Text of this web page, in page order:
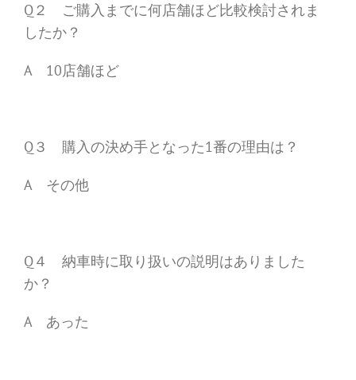
Q２ ご購入までに何店舗ほど比較検討されま
したか？
A 10店舗ほど
Q３ 購入の決め手となった1番の理由は？
A その他
Q４ 納車時に取り扱いの説明はありました
か？
A あった